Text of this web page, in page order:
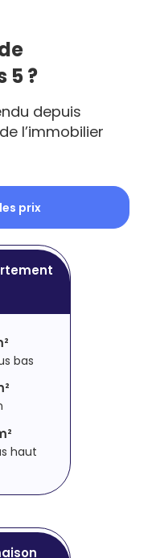
5 ?
depuis
l’immobilier
prix
bas
haut